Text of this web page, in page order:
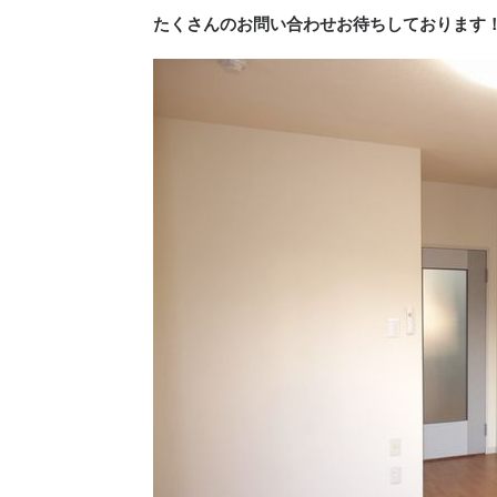
たくさんのお問い合わせお待ちしております